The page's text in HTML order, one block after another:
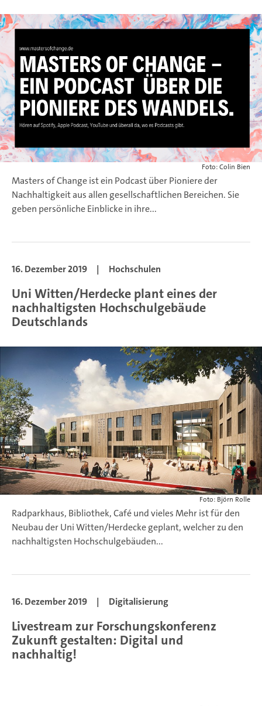
Foto: Colin Bien
Masters of Change ist ein Podcast über Pioniere der
Nachhaltigkeit aus allen gesellschaftlichen Bereichen. Sie
geben persönliche Einblicke in ihre...
16. Dezember 2019 | Hochschulen
Uni Witten/Herdecke plant eines der
nachhaltigsten Hochschulgebäude
Deutschlands
Foto: Björn Rolle
Radparkhaus, Bibliothek, Café und vieles Mehr ist für den
Neubau der Uni Witten/Herdecke geplant, welcher zu den
nachhaltigsten Hochschulgebäuden...
16. Dezember 2019 | Digitalisierung
Livestream zur Forschungskonferenz
Zukunft gestalten: Digital und
nachhaltig!